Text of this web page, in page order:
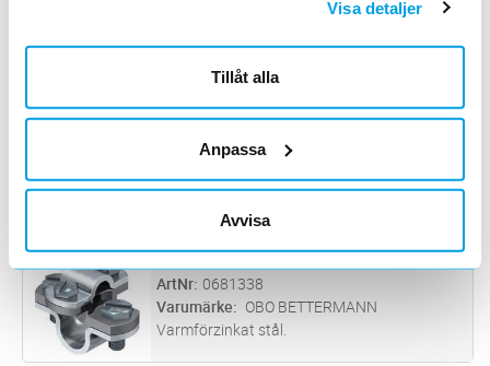
Visa detaljer
Tillåt alla
Anpassa
Avvisa
ArtNr 0681328
Lägg i kundvagn
FÄSTE UPPF CU 5412 63 3
0681332
Varumärke OBO BETTERMANN
M8 genomgånde hål ø7mm
ST Lägg i kundvagn
ArtNr 0681338
Varumärke
OBO BETTERMANN
Varmförzinkat stål.